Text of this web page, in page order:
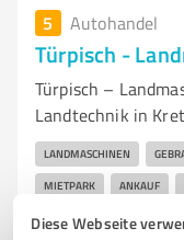
Diese Webseite
5 Autohandel
Türpisch -
Türpisch –
Landtechnik in
LANDMASCHINEN
MIETPARK ANKAUF
KRETZSCHAU